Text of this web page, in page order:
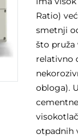
Ratio)
smetnji
što
relativno
obloga).
otpadnih